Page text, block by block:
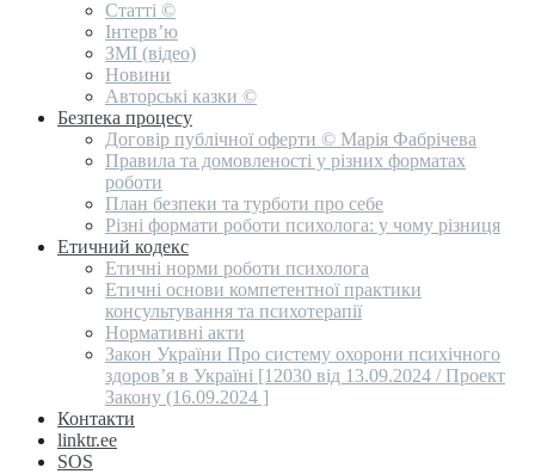
Статті ©
Інтерв’ю
ЗМІ (відео)
Новини
Авторські казки ©
Безпека процесу
Договір публічної оферти © Марія Фабрічева
Правила та домовленості у різних форматах
роботи
План безпеки та турботи про себе
Різні формати роботи психолога: у чому різниця
Етичний кодекс
Етичні норми роботи психолога
Етичні основи компетентної практики
консультування та психотерапії
Нормативні акти
Закон України Про систему охорони психічного
здоров’я в Україні [12030 від 13.09.2024 / Проект
Закону (16.09.2024 ]
Контакти
linktr.ee
SOS